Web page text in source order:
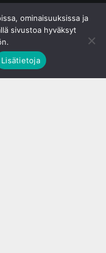
ominaisuuksissa ja
sivustoa hyväksyt
Lisätietoja